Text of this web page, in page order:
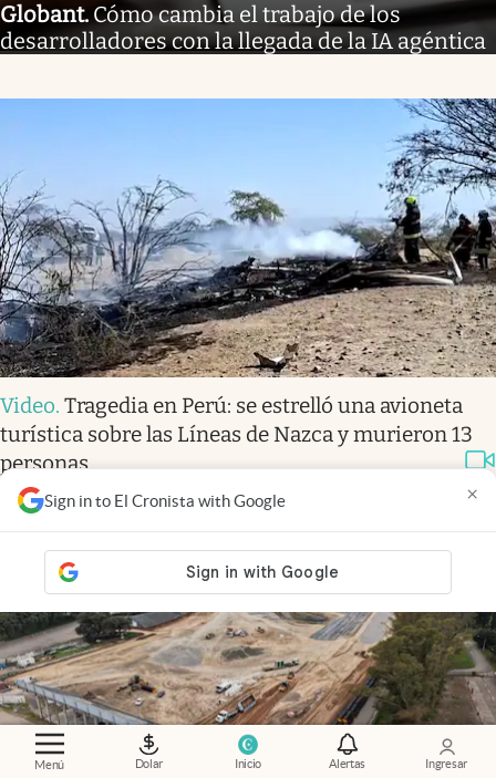
Menú Dolar Inicio Alertas Ingresar
Sign in to El Cronista with Google ×
Globant. Cómo cambia el trabajo de los
desarrolladores con la llegada de la IA agéntica
Video. Tragedia en Perú: se estrelló una avioneta
turística sobre las Líneas de Nazca y murieron 13
personas